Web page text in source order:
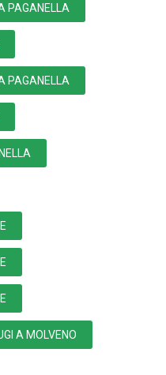
PAGANELLA
PAGANELLA
A MOLVENO